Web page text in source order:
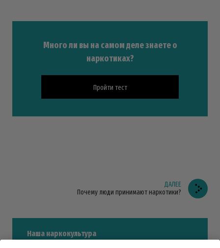
Много ли вы на самом деле знаете о
наркотиках?
Пройти тест
ДАЛЕЕ
Почему люди принимают наркотики?
Наша наркокультура